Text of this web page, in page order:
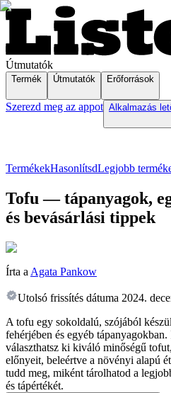
Útmutatók
Termék Útmutatók Erőforrások
Szerezd meg az appot Alkalmazás
TermékekHasonlítsdLegjobb
Tofu — tápanyagok,
és bevásárlási tippek
Írta a Agata Pankow
Utolsó frissítés dátuma 2024.
A tofu egy sokoldalú, szójából
fehérjében és egyéb
választhatsz ki kiváló minőségű
előnyeit, beleértve a növényi alapú
tudd meg, miként tárolhatod a
és tápértékét.